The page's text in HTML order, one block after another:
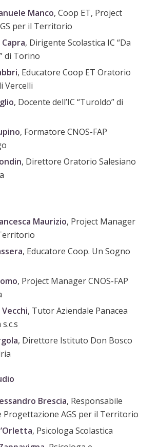
Manco, Coop ET, Project
per il Territorio
Capra, Dirigente Scolastica IC “Da
di Torino
, Educatore Coop ET Oratorio
Vercelli
, Docente dell’IC “Turoldo” di
, Formatore CNOS-FAP
, Direttore Oratorio Salesiano
Maurizio, Project Manager
, Educatore Coop. Un Sogno
, Project Manager CNOS-FAP
Vecchi, Tutor Aziendale Panacea
, Direttore Istituto Don Bosco
Brescia, Responsabile
Progettazione AGS per il Territorio
, Psicologa Scolastica